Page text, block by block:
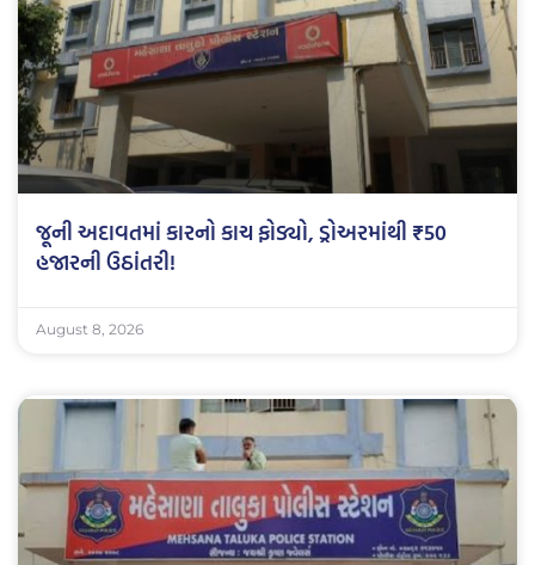
જૂની અદાવતમાં કારનો કાચ ફોડ્યો, ડ્રોઅરમાંથી ₹50
હજારની ઉઠાંતરી!
August 8, 2026